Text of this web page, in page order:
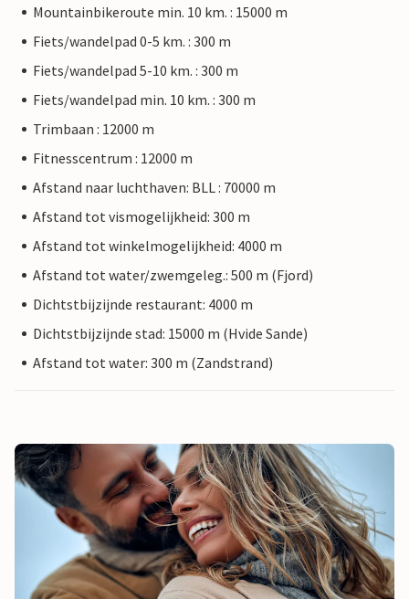
Mountainbikeroute min. 10 km. : 15000 m
Fiets/wandelpad 0-5 km. : 300 m
Fiets/wandelpad 5-10 km. : 300 m
Fiets/wandelpad min. 10 km. : 300 m
Trimbaan : 12000 m
Fitnesscentrum : 12000 m
Afstand naar luchthaven: BLL : 70000 m
Afstand tot vismogelijkheid: 300 m
Afstand tot winkelmogelijkheid: 4000 m
Afstand tot water/zwemgeleg.: 500 m (Fjord)
Dichtstbijzijnde restaurant: 4000 m
Dichtstbijzijnde stad: 15000 m (Hvide Sande)
Afstand tot water: 300 m (Zandstrand)